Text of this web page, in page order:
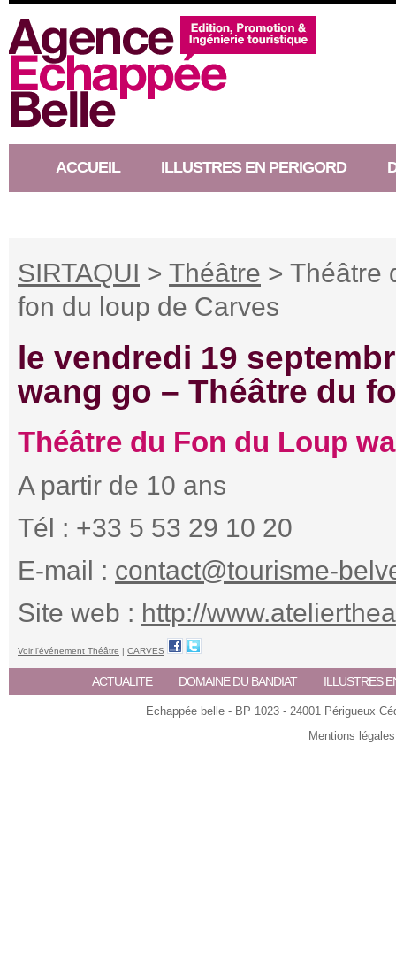
ACCUEIL ILLUSTRES EN PERIGORD
SIRTAQUI > Théâtre > Théâtre
fon du loup de Carves
le vendredi 19
wang go – Théâtre du
Théâtre du Fon du Loup
A partir de 10 ans
Tél : +33 5 53 29 10 20
E-mail : contact@tourisme-
Site web : http://
Voir l'événement Théâtre | CARVES
ACTUALITE DOMAINE DU BANDIAT ILLUSTRES
Echappée belle - BP 1023 - 24001 Périgueux
Mentions légales